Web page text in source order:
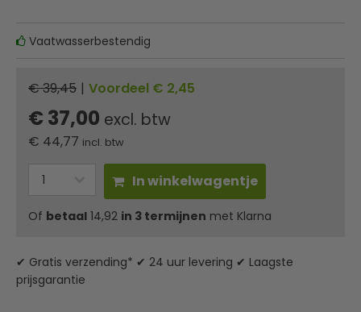
Vaatwasserbestendig
€ 39,45 | Voordeel € 2,45
€ 37,00 excl. btw
€ 44,77 incl. btw
In winkelwagentje
Of betaal 14,92 in 3 termijnen met Klarna
✔ Gratis verzending* ✔ 24 uur levering ✔ Laagste
prijsgarantie